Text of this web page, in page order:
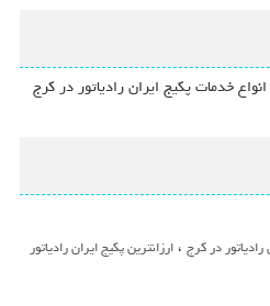
خدمات پکیج ایران رادیاتور در کرج
در کرج ،ارزانترین پکیج ایران رادیاتور